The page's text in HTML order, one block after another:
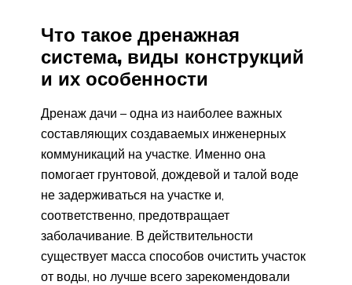
Что такое дренажная
система, виды конструкций
и их особенности
Дренаж дачи – одна из наиболее важных
составляющих создаваемых инженерных
коммуникаций на участке. Именно она
помогает грунтовой, дождевой и талой воде
не задерживаться на участке и,
соответственно, предотвращает
заболачивание. В действительности
существует масса способов очистить участок
от воды, но лучше всего зарекомендовали